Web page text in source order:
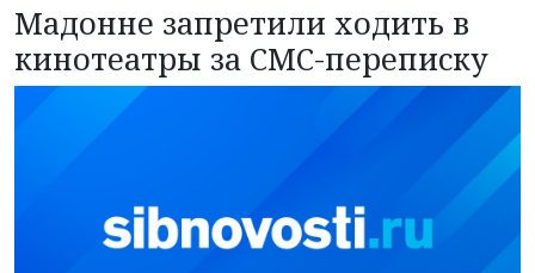
Мадонне запретили ходить в
кинотеатры за СМС-переписку